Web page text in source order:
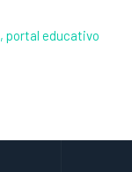
portal educativo